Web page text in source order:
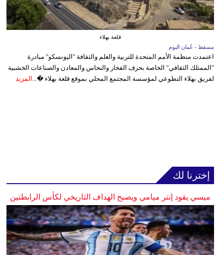
قلعة بهلاء
مسقط - عُمان اليوم
اعتمدت منظمة الأمم المتحدة للتربية والعلم والثقافة "اليونسكو" مبادرة
"الممتلك الثقافي" الخاصة بحرف الفخار والنحاس والمعادن والصناعات الخشبية
لفريق بهلاء التطوعي لمؤسسة المجتمع المحلي بموقع قلعة بهلاء �... المزيد
إخترنا لك
ميسي يقود إنتر ميامي ويصبح الهداف التاريخي لكأس الرابطتين